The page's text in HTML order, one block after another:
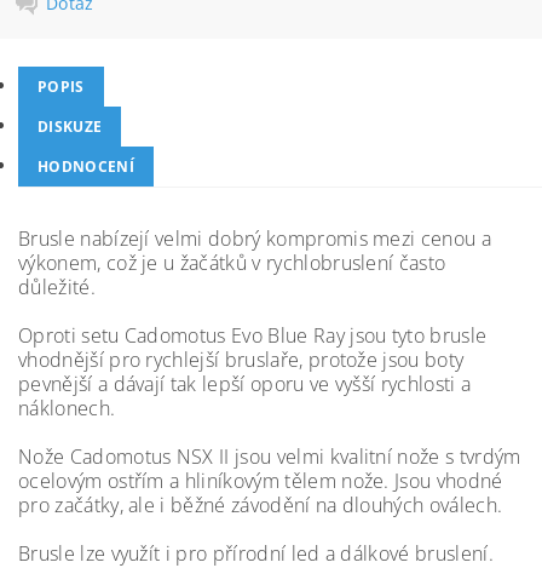
POPIS
DISKUZE
HODNOCENÍ
Brusle nabízejí velmi dobrý kompromis mezi cenou a
výkonem, což je u žačátků v rychlobruslení často
důležité.
Oproti setu Cadomotus Evo Blue Ray jsou tyto brusle
vhodnější pro rychlejší bruslaře, protože jsou boty
pevnější a dávají tak lepší oporu ve vyšší rychlosti a
náklonech.
Nože Cadomotus NSX II jsou velmi kvalitní nože s tvrdým
ocelovým ostřím a hliníkovým tělem nože. Jsou vhodné
pro začátky, ale i běžné závodění na dlouhých oválech.
Brusle lze využít i pro přírodní led a dálkové bruslení.